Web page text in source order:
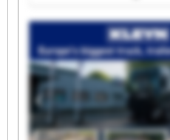
Machinery & Trucks BVBA Cekaj
BVBA Cekaj Machinery & Trucks
Machinery & Trucks BVBA Cekaj
BVBA Cekaj Machinery & Trucks
Machinery & Trucks BVBA Cekaj
BVBA Cekaj Machinery & Trucks
Machinery & Trucks BVBA Cekaj
BVBA Cekaj Machinery & Trucks
Machinery & Trucks BVBA Cekaj
BVBA